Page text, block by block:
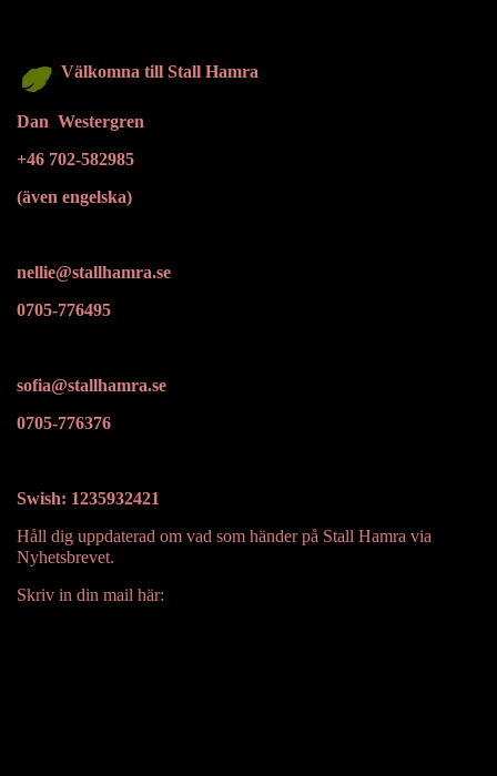
Välkomna till Stall Hamra
Dan Westergren
+46 702-582985
(även engelska)
nellie@stallhamra.se
0705-776495
sofia@stallhamra.se
0705-776376
Swish: 1235932421
Håll dig uppdaterad om vad som händer på Stall Hamra via
Nyhetsbrevet.
Skriv in din mail här: